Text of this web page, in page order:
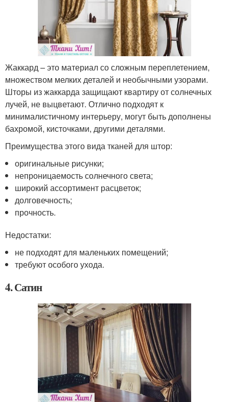
Жаккард – это материал со сложным переплетением,
множеством мелких деталей и необычными узорами.
Шторы из жаккарда защищают квартиру от солнечных
лучей, не выцветают. Отлично подходят к
минималистичному интерьеру, могут быть дополнены
бахромой, кисточками, другими деталями.
Преимущества этого вида тканей для штор:
оригинальные рисунки;
непроницаемость солнечного света;
широкий ассортимент расцветок;
долговечность;
прочность.
Недостатки:
не подходят для маленьких помещений;
требуют особого ухода.
4. Сатин